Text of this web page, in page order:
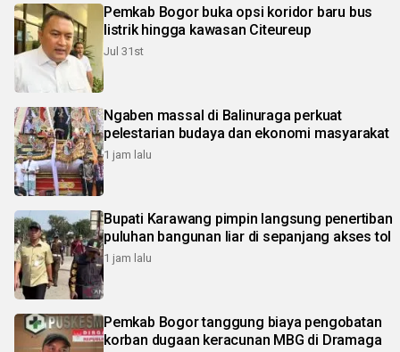
Pemkab Bogor buka opsi koridor baru bus
listrik hingga kawasan Citeureup
Jul 31st
Ngaben massal di Balinuraga perkuat
pelestarian budaya dan ekonomi masyarakat
1 jam lalu
Bupati Karawang pimpin langsung penertiban
puluhan bangunan liar di sepanjang akses tol
1 jam lalu
Pemkab Bogor tanggung biaya pengobatan
korban dugaan keracunan MBG di Dramaga